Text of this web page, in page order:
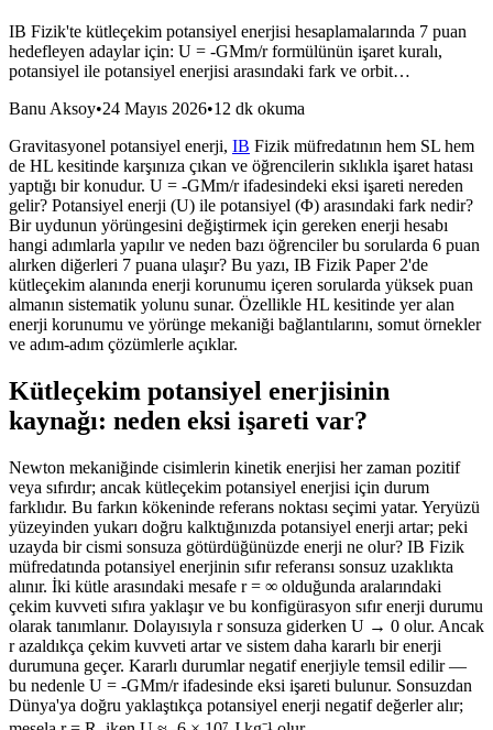
IB Fizik'te kütleçekim potansiyel enerjisi hesaplamalarında 7 puan
hedefleyen adaylar için: U = -GMm/r formülünün işaret kuralı,
potansiyel ile potansiyel enerjisi arasındaki fark ve orbit…
Banu Aksoy•24 Mayıs 2026•12 dk okuma
Gravitasyonel potansiyel enerji, IB Fizik müfredatının hem SL hem
de HL kesitinde karşınıza çıkan ve öğrencilerin sıklıkla işaret hatası
yaptığı bir konudur. U = -GMm/r ifadesindeki eksi işareti nereden
gelir? Potansiyel enerji (U) ile potansiyel (Φ) arasındaki fark nedir?
Bir uydunun yörüngesini değiştirmek için gereken enerji hesabı
hangi adımlarla yapılır ve neden bazı öğrenciler bu sorularda 6 puan
alırken diğerleri 7 puana ulaşır? Bu yazı, IB Fizik Paper 2'de
kütleçekim alanında enerji korunumu içeren sorularda yüksek puan
almanın sistematik yolunu sunar. Özellikle HL kesitinde yer alan
enerji korunumu ve yörünge mekaniği bağlantılarını, somut örnekler
ve adım-adım çözümlerle açıklar.
Kütleçekim potansiyel enerjisinin
kaynağı: neden eksi işareti var?
Newton mekaniğinde cisimlerin kinetik enerjisi her zaman pozitif
veya sıfırdır; ancak kütleçekim potansiyel enerjisi için durum
farklıdır. Bu farkın kökeninde referans noktası seçimi yatar. Yeryüzü
yüzeyinden yukarı doğru kalktığınızda potansiyel enerji artar; peki
uzayda bir cismi sonsuza götürdüğünüzde enerji ne olur? IB Fizik
müfredatında potansiyel enerjinin sıfır referansı sonsuz uzaklıkta
alınır. İki kütle arasındaki mesafe r = ∞ olduğunda aralarındaki
çekim kuvveti sıfıra yaklaşır ve bu konfigürasyon sıfır enerji durumu
olarak tanımlanır. Dolayısıyla r sonsuza giderken U → 0 olur. Ancak
r azaldıkça çekim kuvveti artar ve sistem daha kararlı bir enerji
durumuna geçer. Kararlı durumlar negatif enerjiyle temsil edilir —
bu nedenle U = -GMm/r ifadesinde eksi işareti bulunur. Sonsuzdan
Dünya'ya doğru yaklaştıkça potansiyel enerji negatif değerler alır;